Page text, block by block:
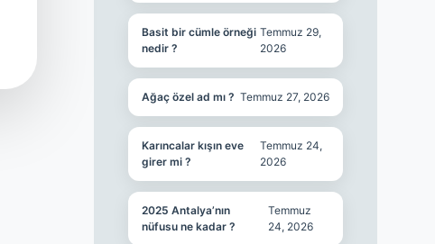
Basit bir cümle örneği
nedir ?
Temmuz 29,
2026
Ağaç özel ad mı ? Temmuz 27, 2026
Karıncalar kışın eve
girer mi ?
Temmuz 24,
2026
2025 Antalya’nın
nüfusu ne kadar ?
Temmuz
24, 2026